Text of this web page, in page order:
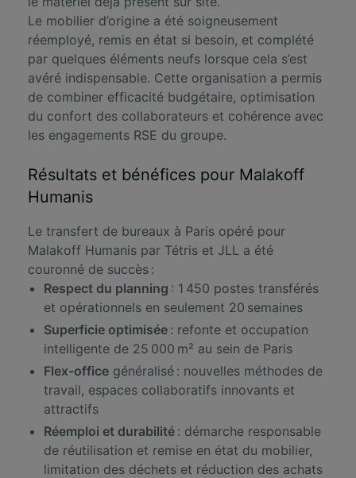
Le mobilier d’origine a été soigneusement
réemployé, remis en état si besoin, et complété
par quelques éléments neufs lorsque cela s’est
avéré indispensable. Cette organisation a permis
de combiner efficacité budgétaire, optimisation
du confort des collaborateurs et cohérence avec
les engagements RSE du groupe.
Résultats et bénéfices pour Malakoff
Humanis
Le transfert de bureaux à Paris opéré pour
Malakoff Humanis par Tétris et JLL a été
couronné de succès :
Respect du planning : 1 450 postes transférés
et opérationnels en seulement 20 semaines
Superficie optimisée : refonte et occupation
intelligente de 25 000 m² au sein de Paris
Flex-office généralisé : nouvelles méthodes de
travail, espaces collaboratifs innovants et
attractifs
Réemploi et durabilité : démarche responsable
de réutilisation et remise en état du mobilier,
limitation des déchets et réduction des achats